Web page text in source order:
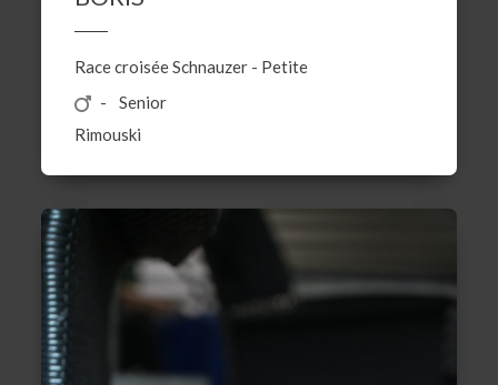
Race croiséeSchnauzer - Petite
Senior
Rimouski